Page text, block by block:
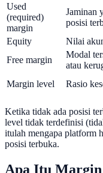
Used
(required)
margin
Jaminan
posisi
Equity
Nilai
Free margin
Modal
atau
Margin level
Rasio
Ketika tidak ada posisi
level tidak terdefinisi
itulah mengapa platform
posisi terbuka.
Apa Itu